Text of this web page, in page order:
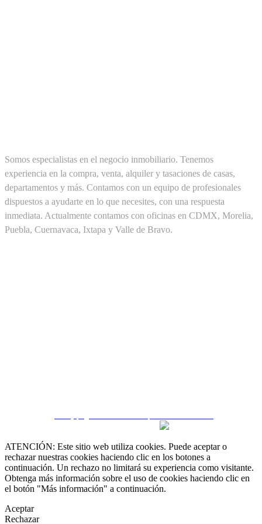
Somos especialistas en el negocio inmobiliario. Tenemos
experiencia en la compra, venta, alquiler y tasaciones de casas,
departamentos y más. Contamos con un equipo de profesionales
dispuestos a ayudarte en lo que necesites, con una respuesta
inmediata. Actualmente contamos con oficinas en CDMX, Morelia,
Puebla, Cuernavaca, Ixtapa y Valle de Bravo.
ATENCIÓN: Este sitio web utiliza cookies. Puede aceptar o
rechazar nuestras cookies haciendo clic en los botones a
continuación. Un rechazo no limitará su experiencia como visitante.
Obtenga más información sobre el uso de cookies haciendo clic en
el botón "Más información" a continuación.
Aceptar
Rechazar